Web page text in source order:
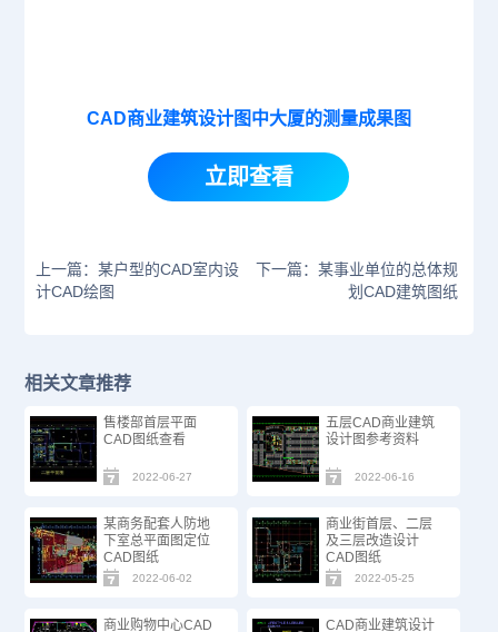
CAD商业建筑设计图中大厦的测量成果图
立即查看
上一篇：某户型的CAD室内设
计CAD绘图
下一篇：某事业单位的总体规
划CAD建筑图纸
相关文章推荐
售楼部首层平面
CAD图纸查看
2022-06-27
五层CAD商业建筑
设计图参考资料
2022-06-16
某商务配套人防地
下室总平面图定位
CAD图纸
2022-06-02
商业街首层、二层
及三层改造设计
CAD图纸
2022-05-25
商业购物中心CAD CAD商业建筑设计